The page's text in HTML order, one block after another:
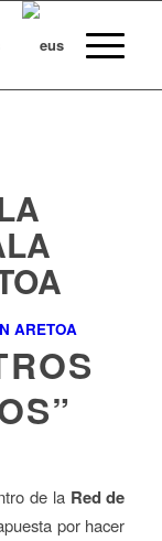
ARETOA
de la Red de
por hacer